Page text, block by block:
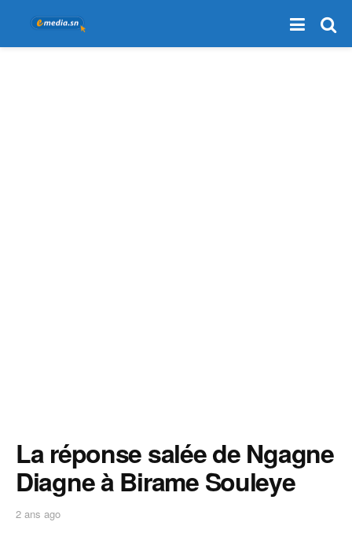
La réponse salée de Ngagne
Diagne à Birame Souleye
2 ans ago